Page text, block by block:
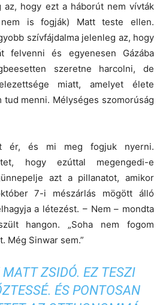
az, hogy ezt a háborút nem vívták
is fogják) Matt teste ellen.
szívfájdalma jelenleg az, hogy
felvenni és egyenesen Gázába
szeretne harcolni, de
miatt, amelyet élete
tud menni. Mélységes szomorúság
ér, és mi meg fogjuk nyerni.
hogy ezúttal megengedi-e
azt a pillanatot, amikor
7-i mészárlás mögött álló
a létezést. – Nem – mondta
hangon. „Soha nem fogom
Még Sinwar sem.”
ZSIDÓ. EZ TESZI
ÉS PONTOSAN